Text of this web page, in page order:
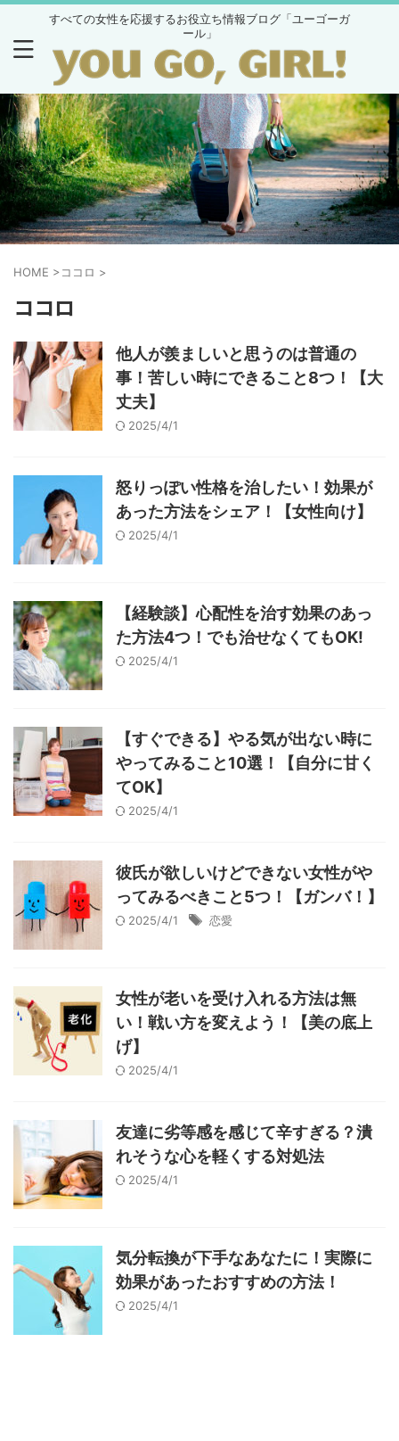
すべての女性を応援するお役立ち情報ブログ「ユーゴーガ
ール」
HOME >ココロ >
ココロ
他人が羨ましいと思うのは普通の
事！苦しい時にできること8つ！【大
丈夫】
2025/4/1
怒りっぽい性格を治したい！効果が
あった方法をシェア！【女性向け】
2025/4/1
【経験談】心配性を治す効果のあっ
た方法4つ！でも治せなくてもOK!
2025/4/1
【すぐできる】やる気が出ない時に
やってみること10選！【自分に甘く
てOK】
2025/4/1
彼氏が欲しいけどできない女性がや
ってみるべきこと5つ！【ガンバ！】
2025/4/1 恋愛
女性が老いを受け入れる方法は無
い！戦い方を変えよう！【美の底上
げ】
2025/4/1
友達に劣等感を感じて辛すぎる？潰
れそうな心を軽くする対処法
2025/4/1
気分転換が下手なあなたに！実際に
効果があったおすすめの方法！
2025/4/1